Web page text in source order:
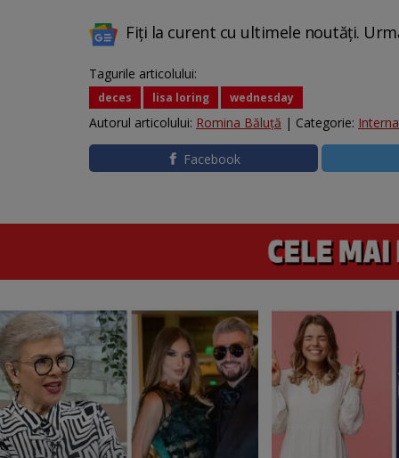
Fiți la curent cu ultimele noutăți.
Tagurile articolului:
deces lisa loring wednesday
Autorul articolului: Romina Băluță | Categorie:
Facebook